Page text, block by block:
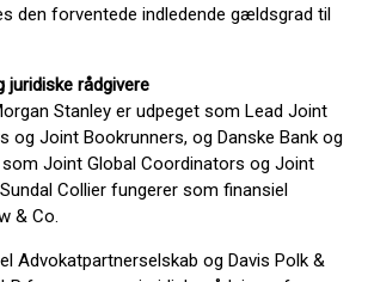
den forventede indledende gældsgrad til
juridiske rådgivere
Stanley er udpeget som Lead Joint
og Joint Bookrunners, og Danske Bank og
Joint Global Coordinators og Joint
Collier fungerer som finansiel
& Co.
Advokatpartnerselskab og Davis Polk &